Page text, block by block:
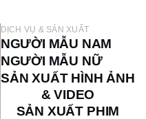
DỊCH VỤ & SẢN XUẤT
NGƯỜI MẪU NAM
NGƯỜI MẪU NỮ
SẢN XUẤT HÌNH ẢNH
& VIDEO
SẢN XUẤT PHIM